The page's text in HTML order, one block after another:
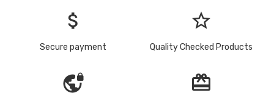
attach_money
Secure payment
star_border
Quality Checked Products
vpn_lock redeem